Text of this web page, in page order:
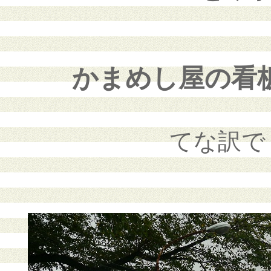
かまめし屋の看
てな訳で